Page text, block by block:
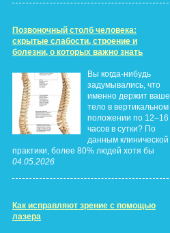
Позвоночный столб человека:
скрытые слабости, строение и
болезни, о которых важно знать
Вы когда-нибудь
задумывались, что
именно держит ваше
тело в вертикальном
положении по 12–16
часов в сутки? По
данным клинической
практики, более 80% людей хотя бы
04.05.2026
Как исправляют зрение с помощью
лазера